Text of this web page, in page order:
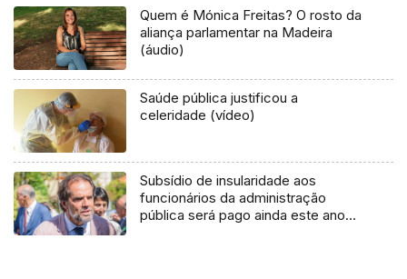
Quem é Mónica Freitas? O rosto da
aliança parlamentar na Madeira
(áudio)
Saúde pública justificou a
celeridade (vídeo)
Subsídio de insularidade aos
funcionários da administração
pública será pago ainda este ano